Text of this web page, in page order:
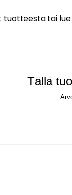
tai
Tällä